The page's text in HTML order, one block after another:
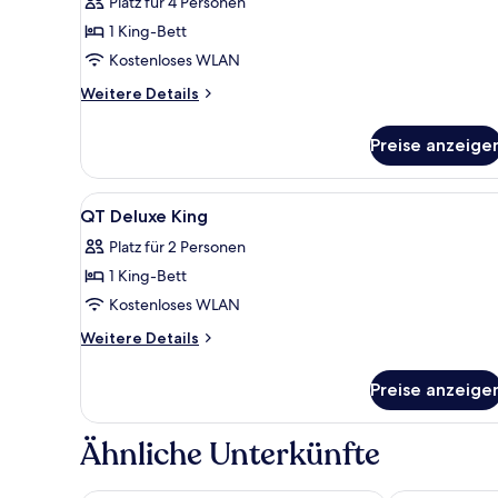
anzeigen
1 King-Bett
Kostenloses WLAN
Weitere Details
Weitere
Heritage
Suite
Preise
Alle
Fotos
für
QT
Deluxe
King
Hochwertige Bettwaren,
5
QT Deluxe King
Platz für 2 Personen
1 King-Bett
Kostenloses WLAN
Weitere Details
Weitere
Deluxe
King
Preise
Ähnliche Unterkünfte